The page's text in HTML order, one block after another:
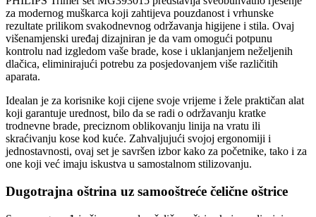
za modernog muškarca koji zahtijeva pouzdanost i vrhunske
rezultate prilikom svakodnevnog održavanja higijene i stila. Ovaj
višenamjenski uređaj dizajniran je da vam omogući potpunu
kontrolu nad izgledom vaše brade, kose i uklanjanjem neželjenih
dlačica, eliminirajući potrebu za posjedovanjem više različitih
aparata.
Idealan je za korisnike koji cijene svoje vrijeme i žele praktičan alat
koji garantuje urednost, bilo da se radi o održavanju kratke
trodnevne brade, preciznom oblikovanju linija na vratu ili
skraćivanju kose kod kuće. Zahvaljujući svojoj ergonomiji i
jednostavnosti, ovaj set je savršen izbor kako za početnike, tako i za
one koji već imaju iskustva u samostalnom stilizovanju.
Dugotrajna oštrina uz samooštreće čelične oštrice